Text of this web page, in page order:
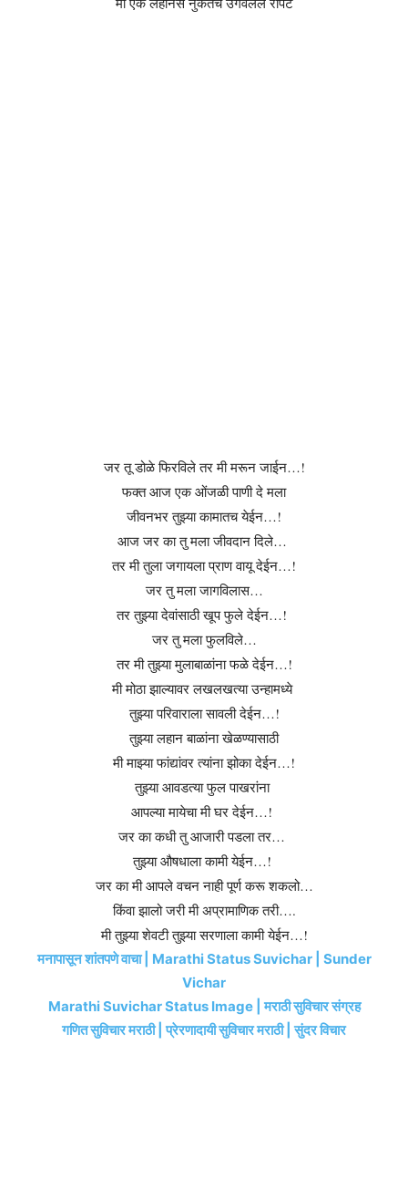
जर तू डोळे फिरविले तर मी मरून जाईन…!
फक्त आज एक ओंजळी पाणी दे मला
जीवनभर तुझ्या कामातच येईन…!
आज जर का तु मला जीवदान दिले…
तर मी तुला जगायला प्राण वायू देईन…!
जर तु मला जागविलास…
तर तुझ्या देवांसाठी खूप फुले देईन…!
जर तु मला फुलविले…
तर मी तुझ्या मुलाबाळांना फळे देईन…!
मी मोठा झाल्यावर लखलखत्या उन्हामध्ये
तुझ्या परिवाराला सावली देईन…!
तुझ्या लहान बाळांना खेळण्यासाठी
मी माझ्या फांद्यांवर त्यांना झोका देईन…!
तुझ्या आवडत्या फुल पाखरांना
आपल्या मायेचा मी घर देईन…!
जर का कधी तु आजारी पडला तर…
तुझ्या औषधाला कामी येईन…!
जर का मी आपले वचन नाही पूर्ण करू शकलो…
किंवा झालो जरी मी अप्रामाणिक तरी….
मी तुझ्या शेवटी तुझ्या सरणाला कामी येईन…!
मनापासून शांतपणे वाचा | Marathi Status Suvichar | Sunder
Vichar
Marathi Suvichar Status Image | मराठी सुविचार संग्रह
गणित सुविचार मराठी | प्रेरणादायी सुविचार मराठी | सुंदर विचार